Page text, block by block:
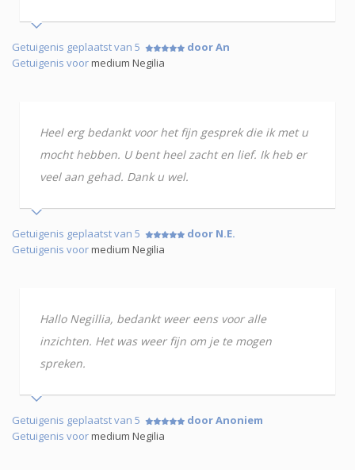
Getuigenis geplaatst van 5
door An
Getuigenis voormedium Negilia
Heel erg bedankt voor het fijn gesprek die ik met u
mocht hebben. U bent heel zacht en lief. Ik heb er
veel aan gehad. Dank u wel.
Getuigenis geplaatst van 5
door N.E.
Getuigenis voormedium Negilia
Hallo Negillia, bedankt weer eens voor alle
inzichten. Het was weer fijn om je te mogen
spreken.
Getuigenis geplaatst van 5
door Anoniem
Getuigenis voormedium Negilia